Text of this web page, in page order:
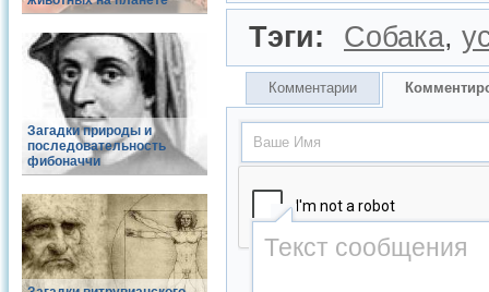
Загадки природы и
последовательность
фибоначчи
Тэги: Собака,
Комментарии